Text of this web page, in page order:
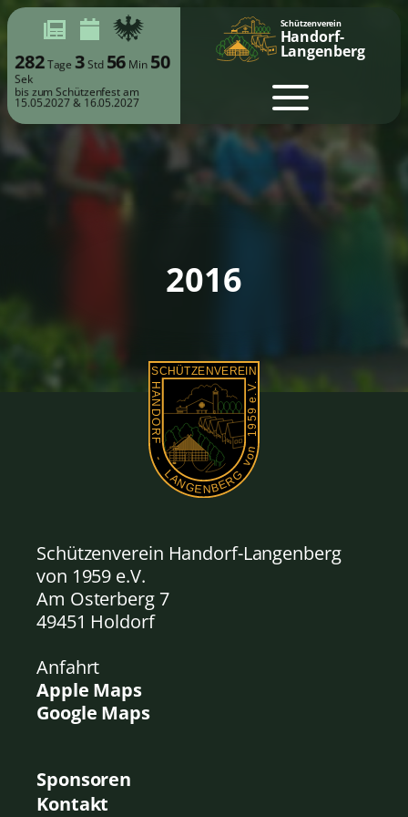
Schützenverein
Handorf-
Langenberg
282Tage3Std 56 Min 49
Sek
bis zum Schützenfest am
15.05.2027 & 16.05.2027
2016
Schützenverein Handorf-Langenberg
von 1959 e.V.
Am Osterberg 7
49451 Holdorf
Anfahrt
Apple Maps
Google Maps
Sponsoren
Kontakt